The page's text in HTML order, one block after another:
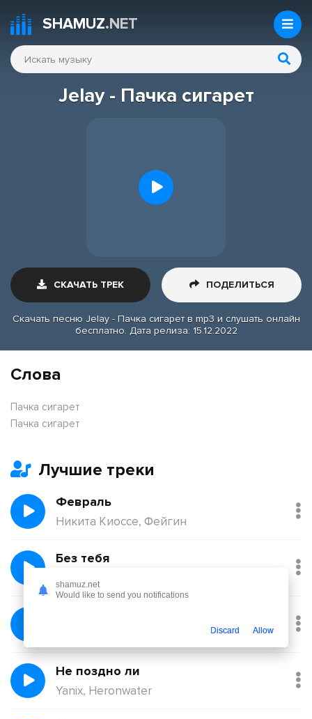
SHAMUZ.NET
Jelay - Пачка сигарет
СКАЧАТЬ ТРЕК ПОДЕЛИТЬСЯ
Скачать песню Jelay - Пачка сигарет в mp3 и слушать онлайн
бесплатно. Дата релиза: 15.12.2022
Слова
Пачка сигарет
Пачка сигарет
Лучшие треки
Февраль
Никита Киоссе, Фейгин
Без тебя
Йович
Не поздно ли
Yanix, Heronwater
shamuz.net
Would like to send you notifications
Discard Allow